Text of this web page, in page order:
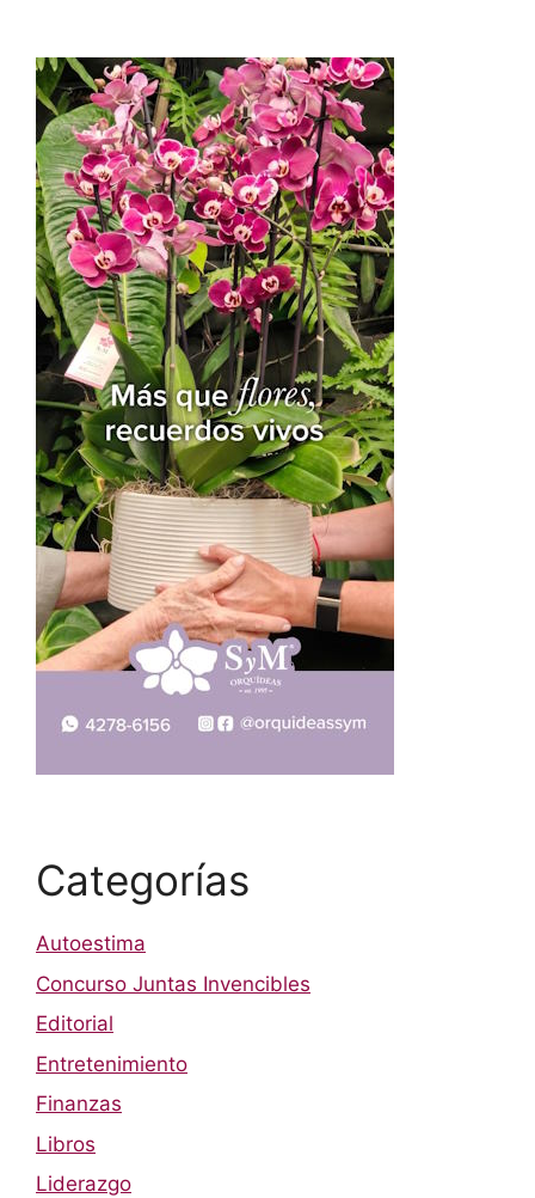
Categorías
Autoestima
Concurso Juntas Invencibles
Editorial
Entretenimiento
Finanzas
Libros
Liderazgo